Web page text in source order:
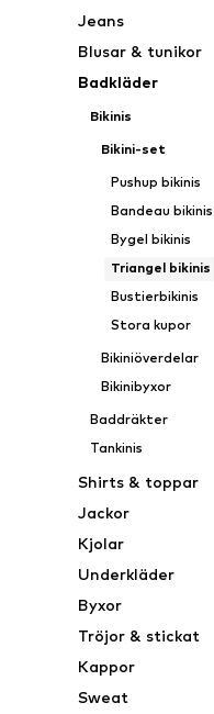
Jeans
Blusar & tunikor
Badkläder
Bikinis
Bikini-set
Pushup bikinis
Bandeau bikinis
Bygel bikinis
Triangel bikinis
Bustierbikinis
Stora kupor
Bikiniöverdelar
Bikinibyxor
Baddräkter
Tankinis
Shirts & toppar
Jackor
Kjolar
Underkläder
Byxor
Tröjor & stickat
Kappor
Sweat